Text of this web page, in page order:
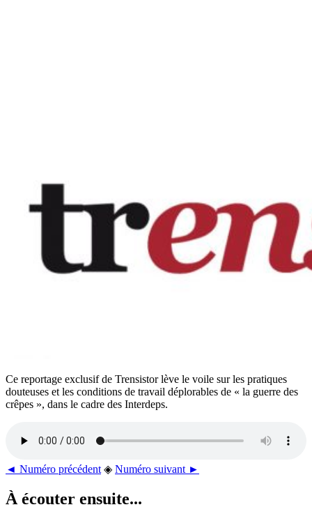
Ce reportage exclusif de Trensistor lève le voile sur les pratiques
douteuses et les conditions de travail déplorables de « la guerre des
crêpes », dans le cadre des Interdeps.
◄ Numéro précédent ◈ Numéro suivant ►
À écouter ensuite...